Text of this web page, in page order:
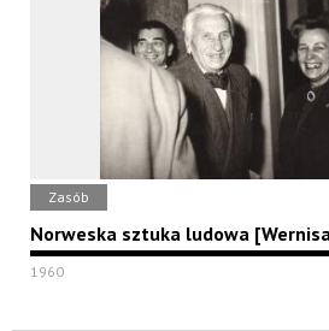
Zasób
Norweska sztuka ludowa
1960